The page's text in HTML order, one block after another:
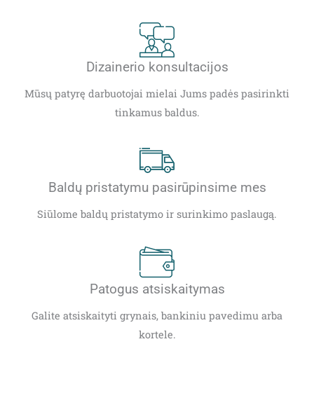
Dizainerio konsultacijos
Mūsų patyrę darbuotojai mielai Jums padės pasirinkti
tinkamus baldus.
Baldų pristatymu pasirūpinsime mes
Siūlome baldų pristatymo ir surinkimo paslaugą.
Patogus atsiskaitymas
Galite atsiskaityti grynais, bankiniu pavedimu arba
kortele.